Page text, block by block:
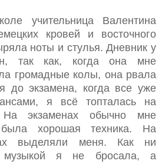
учительница Валентина
кровей и восточного
ноты и стулья. Дневник у
так как, когда она мне
громадные колы, она рвала
до экзамена, когда все уже
я всё топталась на
На экзаменах обычно мне
хорошая техника. На
выделяли меня. Как ни
музыкой я не бросала, а